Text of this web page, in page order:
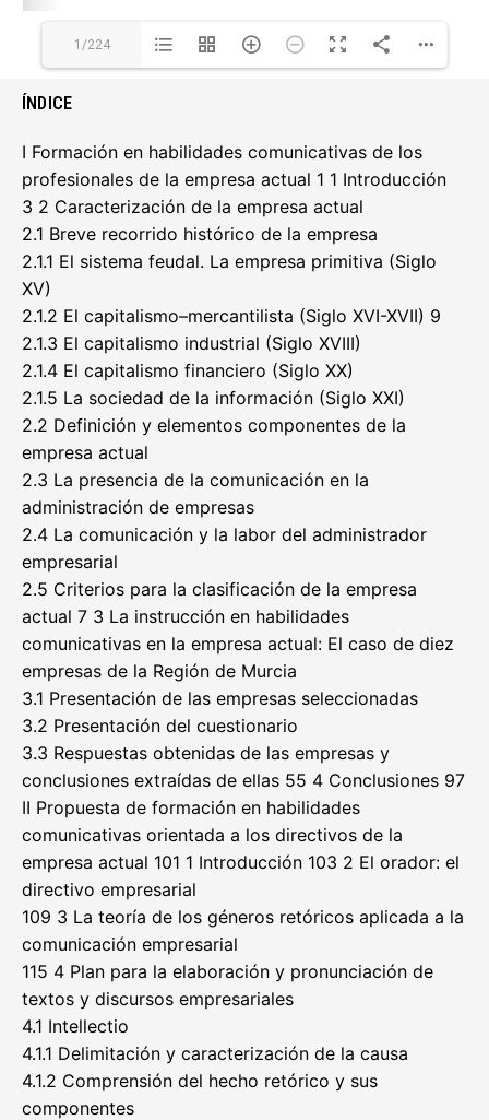
1/224
ÍNDICE
I Formación en habilidades comunicativas de los
profesionales de la empresa actual 1 1 Introducción
3 2 Caracterización de la empresa actual
2.1 Breve recorrido histórico de la empresa
2.1.1 El sistema feudal. La empresa primitiva (Siglo
XV)
2.1.2 El capitalismo–mercantilista (Siglo XVI-XVII) 9
2.1.3 El capitalismo industrial (Siglo XVIII)
2.1.4 El capitalismo financiero (Siglo XX)
2.1.5 La sociedad de la información (Siglo XXI)
2.2 Definición y elementos componentes de la
empresa actual
2.3 La presencia de la comunicación en la
administración de empresas
2.4 La comunicación y la labor del administrador
empresarial
2.5 Criterios para la clasificación de la empresa
actual 7 3 La instrucción en habilidades
comunicativas en la empresa actual: El caso de diez
empresas de la Región de Murcia
3.1 Presentación de las empresas seleccionadas
3.2 Presentación del cuestionario
3.3 Respuestas obtenidas de las empresas y
conclusiones extraídas de ellas 55 4 Conclusiones 97
II Propuesta de formación en habilidades
comunicativas orientada a los directivos de la
empresa actual 101 1 Introducción 103 2 El orador: el
directivo empresarial
109 3 La teoría de los géneros retóricos aplicada a la
comunicación empresarial
115 4 Plan para la elaboración y pronunciación de
textos y discursos empresariales
4.1 Intellectio
4.1.1 Delimitación y caracterización de la causa
4.1.2 Comprensión del hecho retórico y sus
componentes